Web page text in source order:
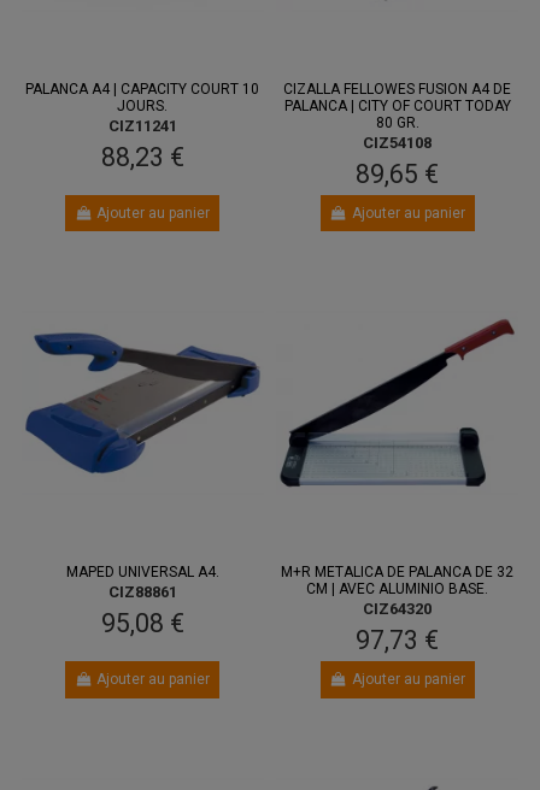
PALANCA A4 | CAPACITY COURT 10
JOURS.
CIZ11241
88,23 €
Ajouter au panier
CIZALLA FELLOWES FUSION A4 DE
PALANCA | CITY OF COURT TODAY
80 GR.
CIZ54108
89,65 €
Ajouter au panier
MAPED UNIVERSAL A4.
CIZ88861
95,08 €
Ajouter au panier
M+R METALICA DE PALANCA DE 32
CM | AVEC ALUMINIO BASE.
CIZ64320
97,73 €
Ajouter au panier